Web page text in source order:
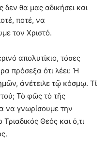
δεν θα μας αδικήσει και
ποτέ, να
τον Χριστό.
απολυτίκιο, τόσες
πρόσεξα ότι λέει: Ἡ
ἀνέτειλε τῷ κόσμῳ. Τί
Τὸ φῶς τὸ τῆς
να γνωρίσουμε την
Τριαδικός Θεός και ό,τι